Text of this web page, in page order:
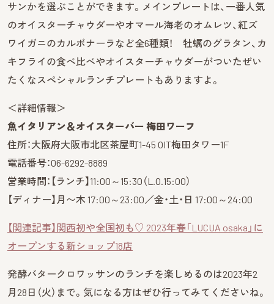
サンかを選ぶことができます。メインプレートは、一番人気
のオイスターチャウダーやオマール海老のオムレツ、紅ズ
ワイガニのカルボナーラなど全6種類！ 牡蠣のグラタン、カ
キフライの食べ比べやオイスターチャウダーがついたぜい
たくなスペシャルランチプレートもありますよ。
＜詳細情報＞
魚イタリアン＆オイスターバー 梅田ワーフ
住所：大阪府大阪市北区茶屋町1-45 OIT梅田タワー1F
電話番号：06-6292-8889
営業時間：【ランチ】11:00～15:30（L.O.15:00）
【ディナー】月〜木 17:00～23:00／金・土・日 17:00～24:00
【関連記事】関西初や全国初も♡ 2023年春「LUCUA osaka」に
オープンする新ショップ18店
発酵バタークロワッサンのランチを楽しめるのは2023年2
月28日（火）まで。気になる方はぜひ行ってみてくださいね。